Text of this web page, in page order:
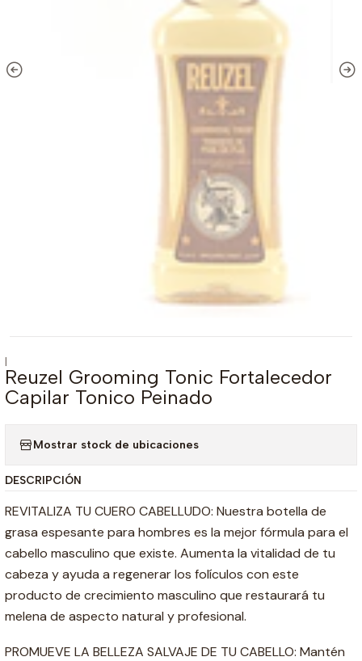
|
Reuzel Grooming Tonic Fortalecedor
Capilar Tonico Peinado
Mostrar stock de ubicaciones
DESCRIPCIÓN
REVITALIZA TU CUERO CABELLUDO: Nuestra botella de
grasa espesante para hombres es la mejor fórmula para el
cabello masculino que existe. Aumenta la vitalidad de tu
cabeza y ayuda a regenerar los folículos con este
producto de crecimiento masculino que restaurará tu
melena de aspecto natural y profesional.
PROMUEVE LA BELLEZA SALVAJE DE TU CABELLO: Mantén